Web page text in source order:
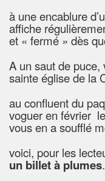
à une encablure
affiche
et « fermé » dès
A un saut de puce,
sainte église de la
au confluent du
voguer en février
vous en a soufflé
voici, pour les
un billet à plumes.